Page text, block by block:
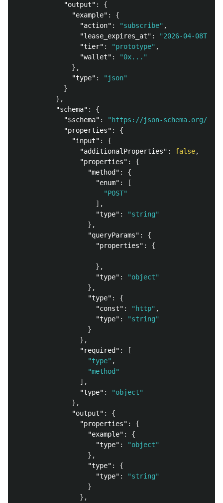
"output" :
{
"example" :
{
"action" : "subscribe" ,
"lease_expires_at" :
"2026-04-
"tier" : "prototype" ,
"wallet" :
"0x..."
},
"type" :
"json"
}
},
"schema" :
{
"$schema" :
"https://json-schema.org/
"properties" :
{
"input" :
{
"additionalProperties" : false,
"properties" :
{
"method" :
{
"enum" :
[
"POST"
],
"type" :
"string"
},
"queryParams" :
{
"properties" : {
},
"type" :
"object"
},
"type" :
{
"const" : "http" ,
"type" :
"string"
}
},
"required" :
[
"type" ,
"method"
],
"type" :
"object"
},
"output" :
{
"properties" :
{
"example" :
{
"type" :
"object"
},
"type" :
{
"type" :
"string"
}
},